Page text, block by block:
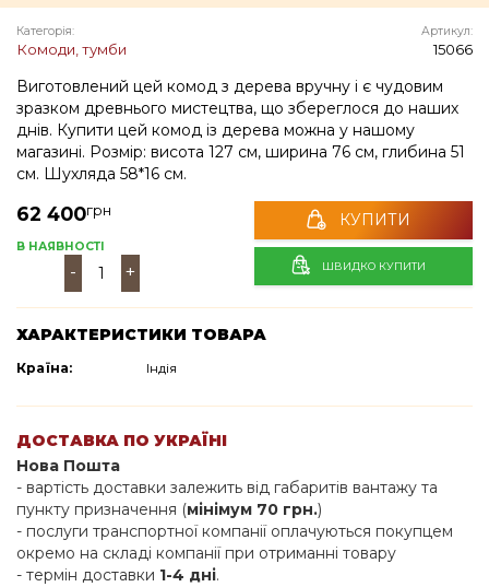
Категорія:
Комоди, тумби
Артикул:
15066
Виготовлений цей комод з дерева вручну і є чудовим
зразком древнього мистецтва, що збереглося до наших
днів. Купити цей комод із дерева можна у нашому
магазині. Розмір: висота 127 см, ширина 76 см, глибина 51
см. Шухляда 58*16 см.
62 400грн
В НАЯВНОСТІ
- +
КУПИТИ
ШВИДКО КУПИТИ
ХАРАКТЕРИСТИКИ ТОВАРА
Країна: Індія
ДОСТАВКА ПО УКРАЇНІ
Нова Пошта
- вартість доставки залежить від габаритів вантажу та
пункту призначення (мінімум 70 грн.)
- послуги транспортної компанії оплачуються покупцем
окремо на складі компанії при отриманні товару
- термін доставки 1-4 дні.